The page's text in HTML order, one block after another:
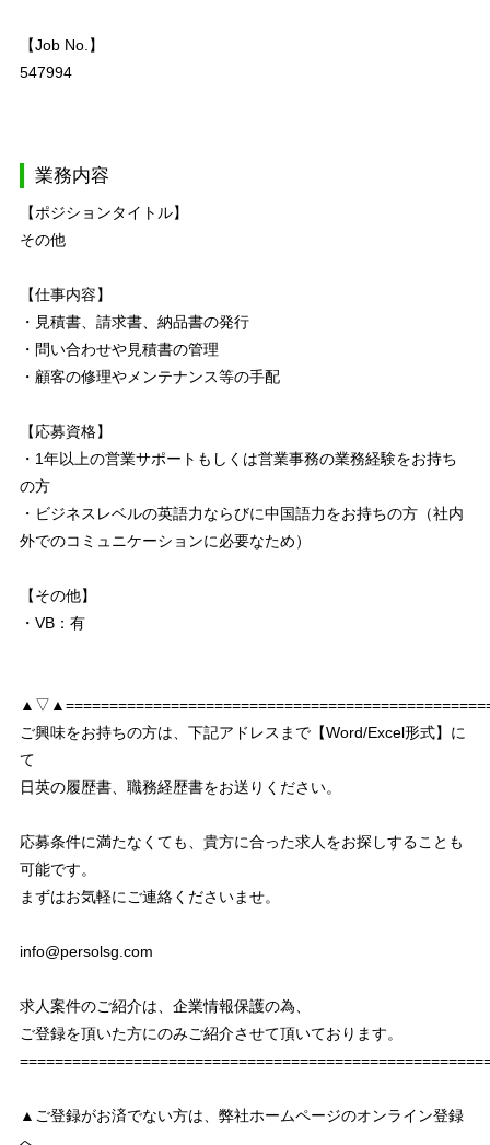
【Job No.】
547994
業務内容
【ポジションタイトル】
その他
【仕事内容】
・見積書、請求書、納品書の発行
・問い合わせや見積書の管理
・顧客の修理やメンテナンス等の手配
【応募資格】
・1年以上の営業サポートもしくは営業事務の業務経験をお持ち
の方
・ビジネスレベルの英語力ならびに中国語力をお持ちの方（社内
外でのコミュニケーションに必要なため）
【その他】
・VB：有
ご興味をお持ちの方は、下記アドレスまで【Word/Excel形式】に
て
日英の履歴書、職務経歴書をお送りください。
応募条件に満たなくても、貴方に合った求人をお探しすることも
可能です。
まずはお気軽にご連絡くださいませ。
info@persolsg.com
求人案件のご紹介は、企業情報保護の為、
ご登録を頂いた方にのみご紹介させて頂いております。
▲ご登録がお済でない方は、弊社ホームページのオンライン登録